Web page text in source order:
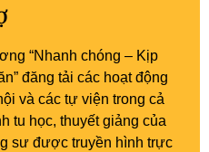
“Nhanh chóng – Kịp
đăng tải các hoạt động
và các tự viện trong cả
tu học, thuyết giảng của
sư được truyền hình trực